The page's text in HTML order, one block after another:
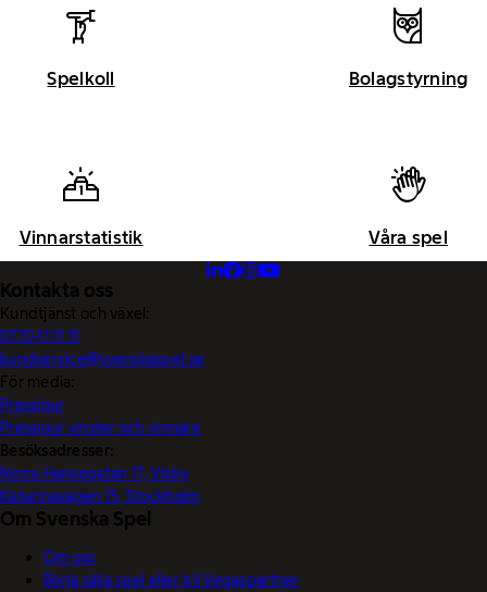
Spelkoll Bolagstyrning
Vinnarstatistik Våra spel
Kontakta oss
Kundtjänst och växel:
0770-11 11 11
kundservice@svenskaspel.se
För media:
Pressjour
Pressjour vinster och vinnare
Besöksadresser:
Norra Hansegatan 17, Visby
Katarinavägen 15, Stockholm
Om Svenska Spel
Om oss
Börja sälja spel eller bli Vegaspartner